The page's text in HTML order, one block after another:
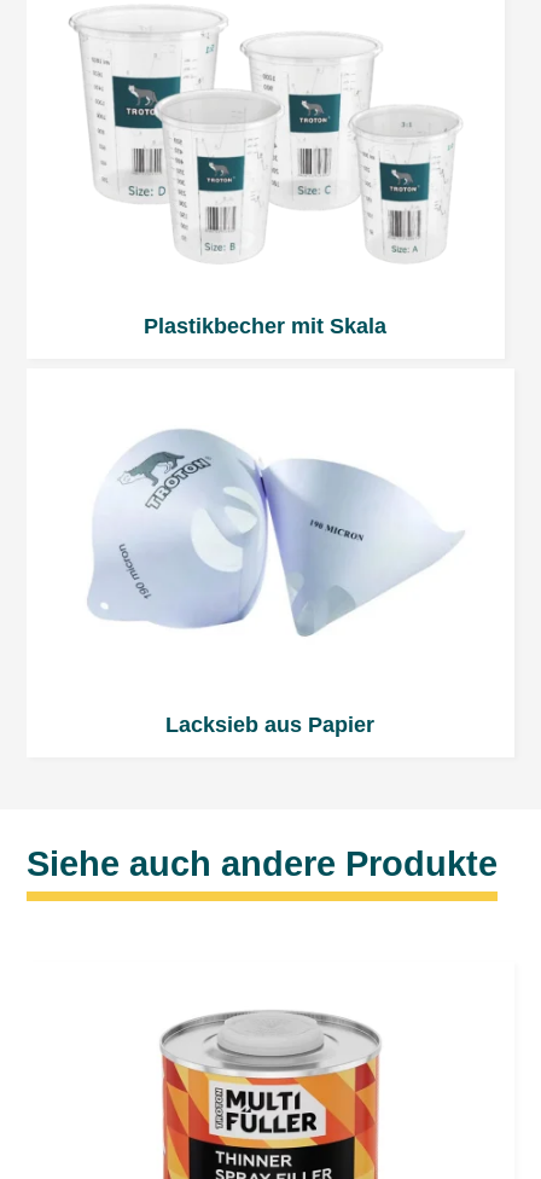
Plastikbecher mit Skala
Lacksieb aus Papier
Siehe auch andere Produkte